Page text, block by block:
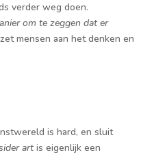
verder weg doen.
om te zeggen dat er
mensen aan het denken en
is hard, en sluit
artis eigenlijk een